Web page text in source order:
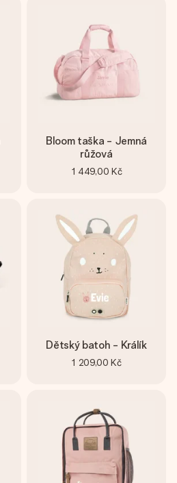
Bloom taška - Jemná
růžová
1 449,00 Kč
Dětský batoh - Králík
1 209,00 Kč